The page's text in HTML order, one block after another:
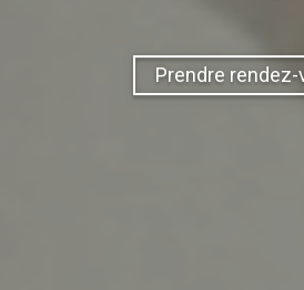
Prendre rendez-